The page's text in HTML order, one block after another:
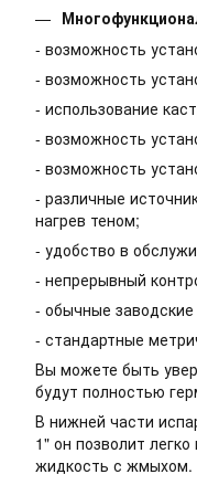
- возможность
- возможность
- использование
- возможность
- возможность
- различные
нагрев теном;
- удобство в
- непрерывный
- обычные заводские
- стандартные
Вы можете быть
будут полностью
В нижней части
1" он позволит
жидкость с жмыхом.